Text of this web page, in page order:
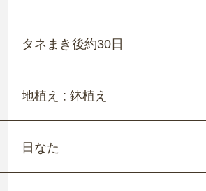
タネまき後約30日
地植え ; 鉢植え
日なた